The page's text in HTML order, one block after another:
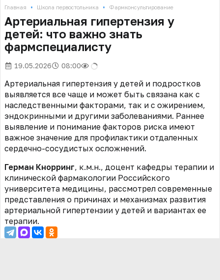
Главная • Школа первостольника • Фармконсультирование
Артериальная гипертензия у
детей: что важно знать
фармспециалисту
19.05.2026 08:00
Артериальная гипертензия у детей и подростков
выявляется все чаще и может быть связана как с
наследственными факторами, так и с ожирением,
эндокринными и другими заболеваниями. Раннее
выявление и понимание факторов риска имеют
важное значение для профилактики отдаленных
сердечно-сосудистых осложнений.
Герман Кнорринг, к.м.н., доцент кафедры терапии и
клинической фармакологии Российского
университета медицины, рассмотрел современные
представления о причинах и механизмах развития
артериальной гипертензии у детей и вариантах ее
терапии.